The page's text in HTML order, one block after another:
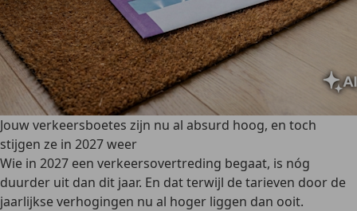
Jouw verkeersboetes zijn nu al absurd hoog, en toch
stijgen ze in 2027 weer
Wie in 2027 een verkeersovertreding begaat, is nóg
duurder uit dan dit jaar. En dat terwijl de tarieven door de
jaarlijkse verhogingen nu al hoger liggen dan ooit.